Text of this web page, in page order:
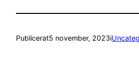
Publicerat5 november, 2023i